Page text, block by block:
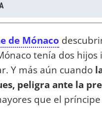
de Mónaco
tenía dos
Y más aún cuando
peligra ante la
que el